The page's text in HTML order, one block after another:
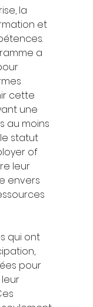
la
et
a
cette
une
au moins
statut
of
leur
envers
qui ont
pour